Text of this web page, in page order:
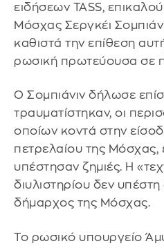
ειδήσεων TASS,
Μόσχας Σεργκέι
καθιστά την επίθεση
ρωσική πρωτεύουσα σε
Ο Σομπιάνιν δήλωσε
τραυματίστηκαν, οι
οποίων κοντά στην
πετρελαίου της Μόσχας,
υπέστησαν ζημιές. Η
διυλιστηρίου δεν
δήμαρχος της Μόσχας.
Το ρωσικό υπουργείο